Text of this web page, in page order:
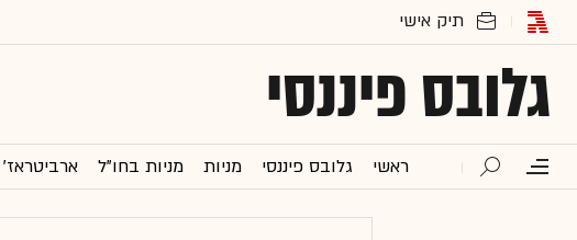
גלובס פיננסי
ראשי גלובס פיננסי מניות מניות בחו"ל ארביטראז'